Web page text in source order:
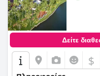
Δείτε
$